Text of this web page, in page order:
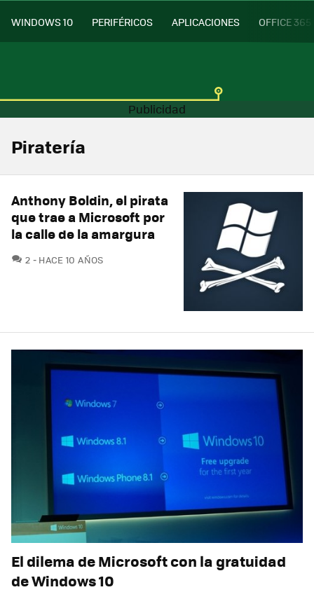
WINDOWS 10 PERIFÉRICOS APLICACIONES OFFICE 365
Piratería
Anthony Boldin, el pirata
que trae a Microsoft por
la calle de la amargura
2 COMENTARIOS
HACE 10 AÑOS
El dilema de Microsoft con la gratuidad
de Windows 10